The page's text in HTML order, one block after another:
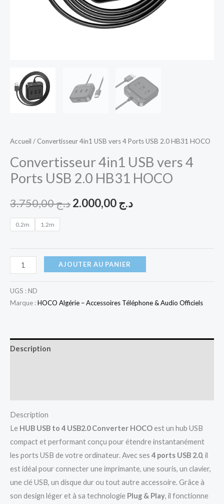
Accueil / Convertisseur 4in1 USB vers 4 Ports USB 2.0 HB31 HOCO
Convertisseur 4in1 USB vers 4
Ports USB 2.0 HB31 HOCO
د.ج3.750,00 د.ج
0.2m 1.2m
AJOUTER AU PANIER
UGS : ND
Marque :HOCO Algérie – Accessoires Téléphone & Audio Officiels
Description
Description
Le HUB USB to 4 USB2.0 Converter HOCOest un hub USB
compact et performant conçu pour étendre instantanément
les ports USB de votre ordinateur. Avec ses 4 ports USB 2.0, il
est idéal pour connecter une imprimante, une souris, un clavier,
une clé USB, un disque dur ou tout autre accessoire. Grâce à
son design léger et à sa technologie Plug & Play, il fonctionne